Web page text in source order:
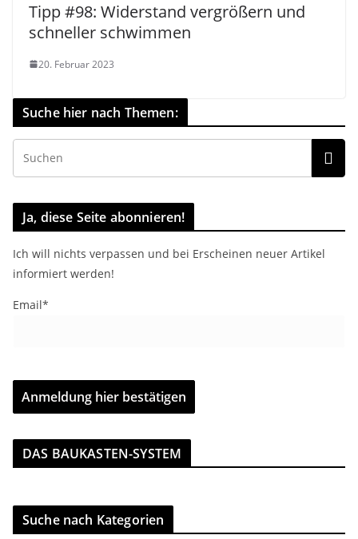
Tipp #98: Widerstand vergrößern und
schneller schwimmen
20. Februar 2023
Suche hier nach Themen:
Ja, diese Seite abonnieren!
Ich will nichts verpassen und bei Erscheinen neuer Artikel
informiert werden!
Email*
DAS BAUKASTEN-SYSTEM
Suche nach Kategorien